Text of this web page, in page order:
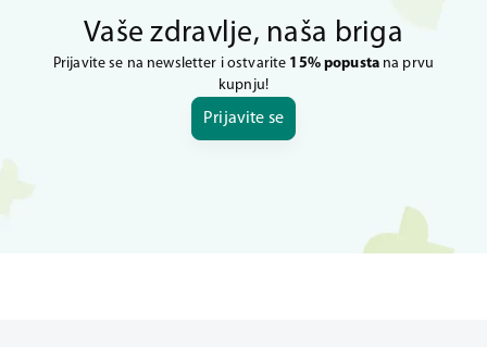
Vaše zdravlje, naša briga
Prijavite se na newsletter i ostvarite 15% popustana prvu
kupnju!
Prijavite se